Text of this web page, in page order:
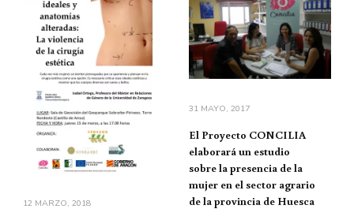
12 MARZO, 2018
31 MAYO, 2017
El Proyecto CONCILIA
elaborará un estudio
sobre la presencia de la
mujer en el sector agrario
de la provincia de Huesca